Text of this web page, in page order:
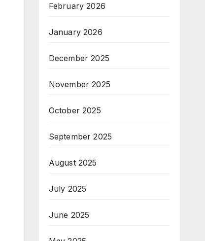
February 2026
January 2026
December 2025
November 2025
October 2025
September 2025
August 2025
July 2025
June 2025